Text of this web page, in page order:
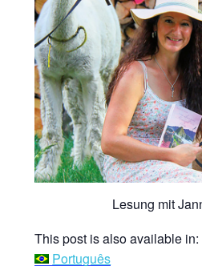
Lesung mit
This post is also available in:
Português